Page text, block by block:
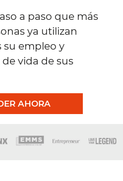
a paso que más
ya utilizan
su empleo y
vida de sus
AHORA